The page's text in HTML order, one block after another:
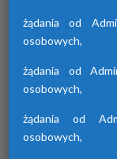
żądania od
osobowych,
żądania od
osobowych,
żądania od
osobowych,